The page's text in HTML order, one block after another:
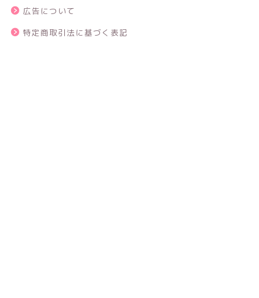
広告について
特定商取引法に基づく表記